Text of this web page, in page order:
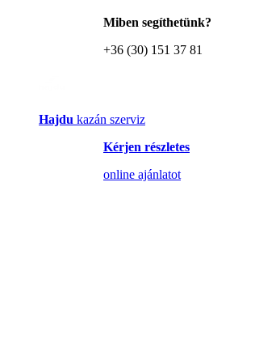
Miben segíthetünk?
+36 (30) 151 37 81
Hajdu kazán szerviz
Kérjen részletes
online ajánlatot